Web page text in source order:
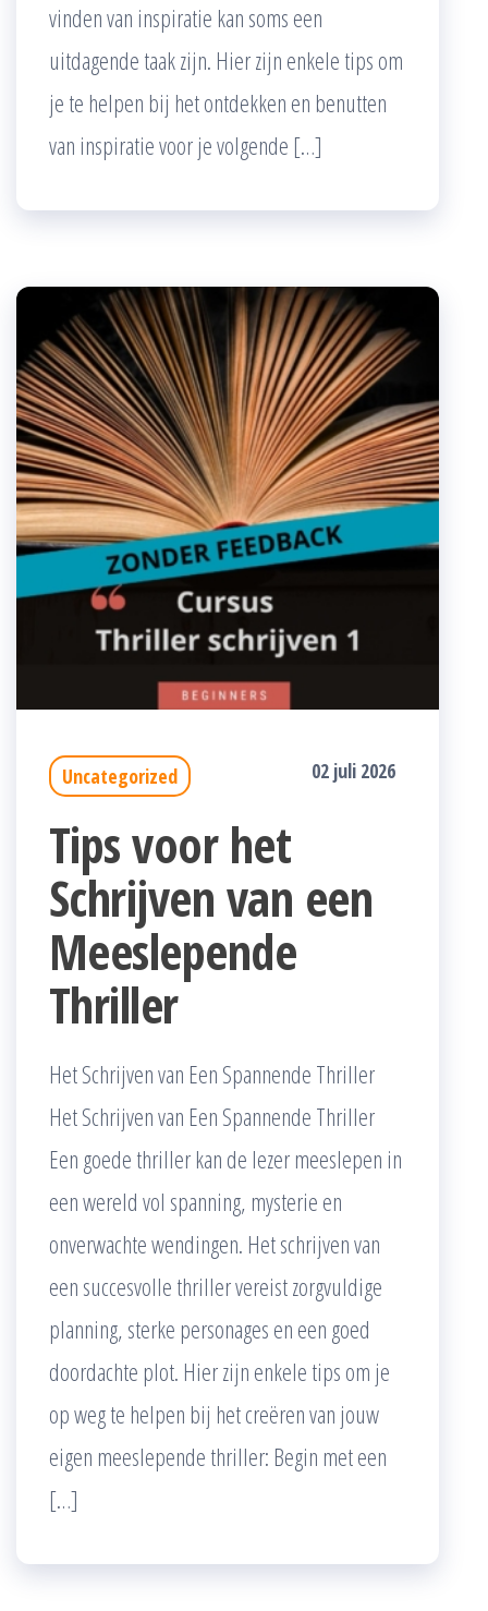
vinden van inspiratie kan soms een
uitdagende taak zijn. Hier zijn enkele tips om
je te helpen bij het ontdekken en benutten
van inspiratie voor je volgende […]
Uncategorized 02 juli 2026
Tips voor het
Schrijven van een
Meeslepende
Thriller
Het Schrijven van Een Spannende Thriller
Het Schrijven van Een Spannende Thriller
Een goede thriller kan de lezer meeslepen in
een wereld vol spanning, mysterie en
onverwachte wendingen. Het schrijven van
een succesvolle thriller vereist zorgvuldige
planning, sterke personages en een goed
doordachte plot. Hier zijn enkele tips om je
op weg te helpen bij het creëren van jouw
eigen meeslepende thriller: Begin met een
[…]